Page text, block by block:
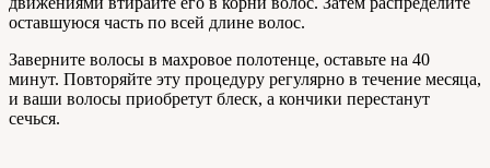
оставшуюся часть по всей длине волос.
Заверните волосы в махровое полотенце, оставьте на 40
минут. Повторяйте эту процедуру регулярно в течение месяца,
и ваши волосы приобретут блеск, а кончики перестанут
сечься.